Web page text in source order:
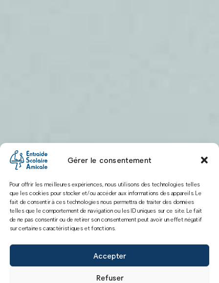
Gérer le consentement
Pour offrir les meilleures expériences, nous utilisons des technologies telles
que les cookies pour stocker et/ou accéder aux informations des appareils. Le
fait de consentir à ces technologies nous permettra de traiter des données
telles que le comportement de navigation ou les ID uniques sur ce site. Le fait
de ne pas consentir ou de retirer son consentement peut avoir un effet négatif
sur certaines caractéristiques et fonctions.
Accepter
Refuser